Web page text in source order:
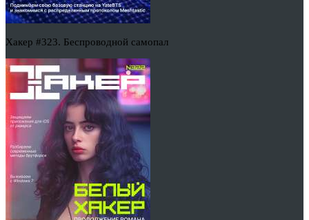
Хакер #323. Беспроводной самопал